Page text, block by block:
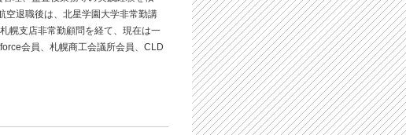
空退職後は、北星学園大学非常勤講
幌支店非常勤顧問を経て、現在は一
会員、札幌商工会議所会員、CLD